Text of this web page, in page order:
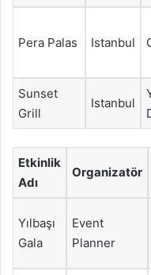
Pera Palas Istanbul
Sunset
Grill
Istanbul
Etkinlik
Adı
Organizatör
Yılbaşı
Gala
Event
Planner